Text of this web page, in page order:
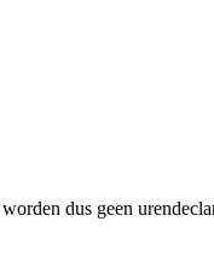
dus geen